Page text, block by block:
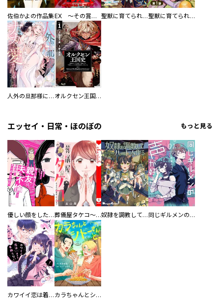
佐伯かよの作品集 EX ～その賞金稼ぎは、世界の出口を探す～【単行本版】 聖獣に育てられた少年の異世界ゆるり放浪記～神様からもらったチート魔法で、仲間たちとスローライフを満喫中～ 聖獣に育てられた少年の異世界ゆるり放浪記～神様からもらったチート魔法で、仲間たちとスローライフを満喫中～【分冊版】
人外の旦那様に娶られ毎晩ナカまで愛される…。アンソロジー オルクセン王国史
エッセイ・日常・ほのぼの もっと見る
優しい顔をした親友は、夫と不倫して私の家に入り込んできた。 葬儀屋タケコ～あなたの最期、叶えます【電子単行本版】 奴隷を調教してハーレム作る 同じギルメンの声が好き
カワイイ恋は着飾らない カラちゃんとシトーさんと、 【分冊版】